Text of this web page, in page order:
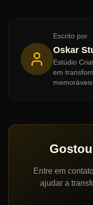
Escrito por
Oskar
Estúdio
em
memoráveis.
Entre em
ajudar a